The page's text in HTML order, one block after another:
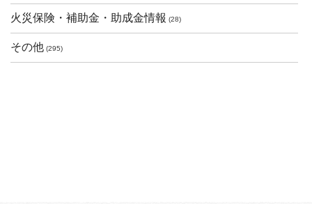
火災保険・補助金・助成金情報 (28)
その他 (295)